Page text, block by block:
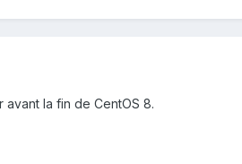
la fin de CentOS 8.